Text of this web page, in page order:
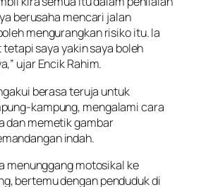
berusaha mencari jalan
mengurangkan risiko itu. Ia
saya yakin saya boleh
ujar Encik Rahim.
berasa teruja untuk
kampung, mengalami cara
dan memetik gambar
indah.
menunggang motosikal ke
bertemu dengan penduduk di